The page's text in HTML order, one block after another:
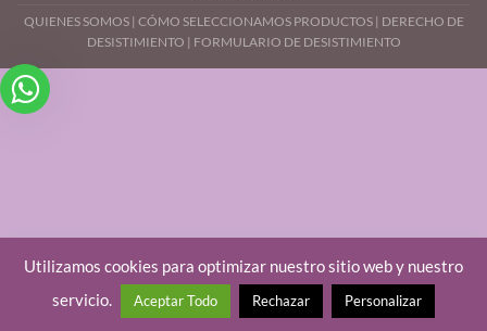
QUIENES SOMOS| CÓMO SELECCIONAMOS PRODUCTOS| DERECHO DE
DESISTIMIENTO | FORMULARIO DE DESISTIMIENTO
Utilizamos cookies para optimizar nuestro sitio web y nuestro
servicio.
Aceptar Todo Rechazar Personalizar